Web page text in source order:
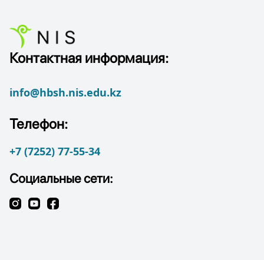
Контактная информация:
info@hbsh.nis.edu.kz
Телефон:
+7 (7252) 77-55-34
Социальные сети: